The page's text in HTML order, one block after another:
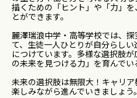
描くための「ヒント」や「力」
とができます。
麗澤瑞浪中学・高等学校では、
て、生徒一人ひとりが自分らし
につけています。多様な選択肢
の未来を見つける力」を育んでい
未来の選択肢は無限大！キャリア
楽しみながら進んでいきましょう。